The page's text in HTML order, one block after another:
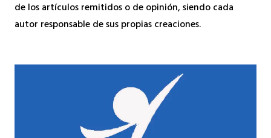
de los artículos remitidos o de opinión, siendo cada
autor responsable de sus propias creaciones.